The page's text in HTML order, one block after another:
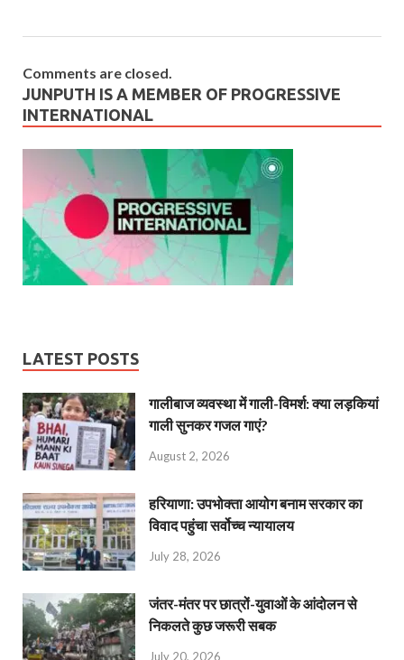
Comments are closed.
JUNPUTH IS A MEMBER OF PROGRESSIVE
INTERNATIONAL
LATEST POSTS
गालीबाज व्‍यवस्‍था में गाली-विमर्श: क्या लड़कियां
गाली सुनकर गजल गाएं?
August 2, 2026
हरियाणा: उपभोक्ता आयोग बनाम सरकार का
विवाद पहुंचा सर्वोच्च न्यायालय
July 28, 2026
जंतर-मंतर पर छात्रों-युवाओं के आंदोलन से
निकलते कुछ जरूरी सबक
July 20, 2026